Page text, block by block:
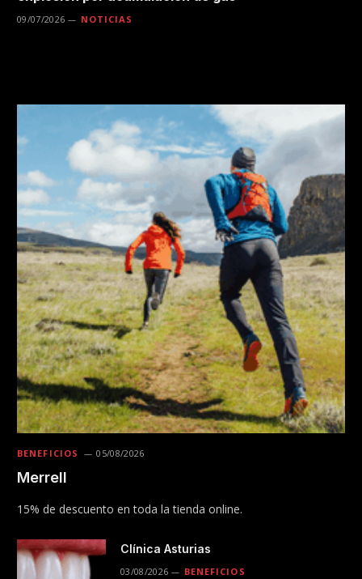
09/07/2026 NOTICIAS
BENEFICIOS 05/08/2026
Merrell
15% de descuento en toda la tienda online.
Clínica Asturias
03/08/2026 BENEFICIOS